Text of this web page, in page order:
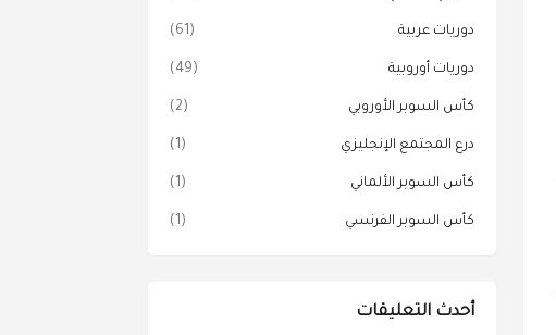
دوريات عربية (61)
دوريات أوروبية (49)
كأس السوبر الأوروبي (2)
درع المجتمع الإنجليزي (1)
كأس السوبر الألماني (1)
كأس السوبر الفرنسي (1)
أحدث التعليقات